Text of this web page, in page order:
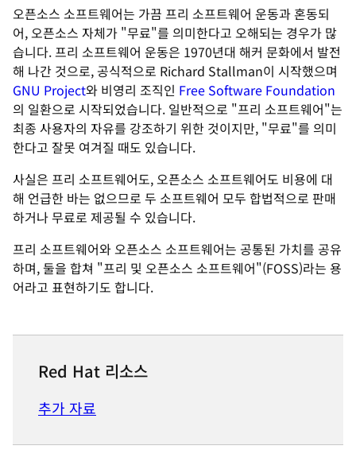
오픈소스 소프트웨어는 가끔 프리 소프트웨어 운동과 혼동되
어, 오픈소스 자체가 "무료"를 의미한다고 오해되는 경우가 많
습니다. 프리 소프트웨어 운동은 1970년대 해커 문화에서 발전
해 나간 것으로, 공식적으로 Richard Stallman이 시작했으며
GNU Project와 비영리 조직인 Free Software Foundation
의 일환으로 시작되었습니다. 일반적으로 "프리 소프트웨어"는
최종 사용자의 자유를 강조하기 위한 것이지만, "무료"를 의미
한다고 잘못 여겨질 때도 있습니다.
사실은 프리 소프트웨어도, 오픈소스 소프트웨어도 비용에 대
해 언급한 바는 없으므로 두 소프트웨어 모두 합법적으로 판매
하거나 무료로 제공될 수 있습니다.
프리 소프트웨어와 오픈소스 소프트웨어는 공통된 가치를 공유
하며, 둘을 합쳐 "프리 및 오픈소스 소프트웨어"(FOSS)라는 용
어라고 표현하기도 합니다.
Red Hat 리소스
추가 자료